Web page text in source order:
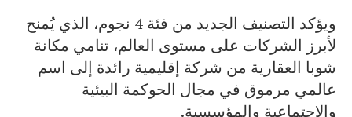
ويؤكد التصنيف الجديد من فئة 4 نجوم، الذي يُمنح
لأبرز الشركات على مستوى العالم، تنامي مكانة
شوبا العقارية من شركة إقليمية رائدة إلى اسم
عالمي مرموق في مجال الحوكمة البيئية
والاجتماعية والمؤسسية.